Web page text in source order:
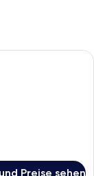
Preise sehen